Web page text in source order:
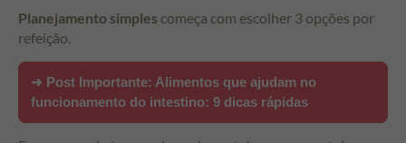
Planejamento simples começa com escolher 3 opções por
refeição.
➜ Post Importante: Alimentos que ajudam no
funcionamento do intestino: 9 dicas rápidas